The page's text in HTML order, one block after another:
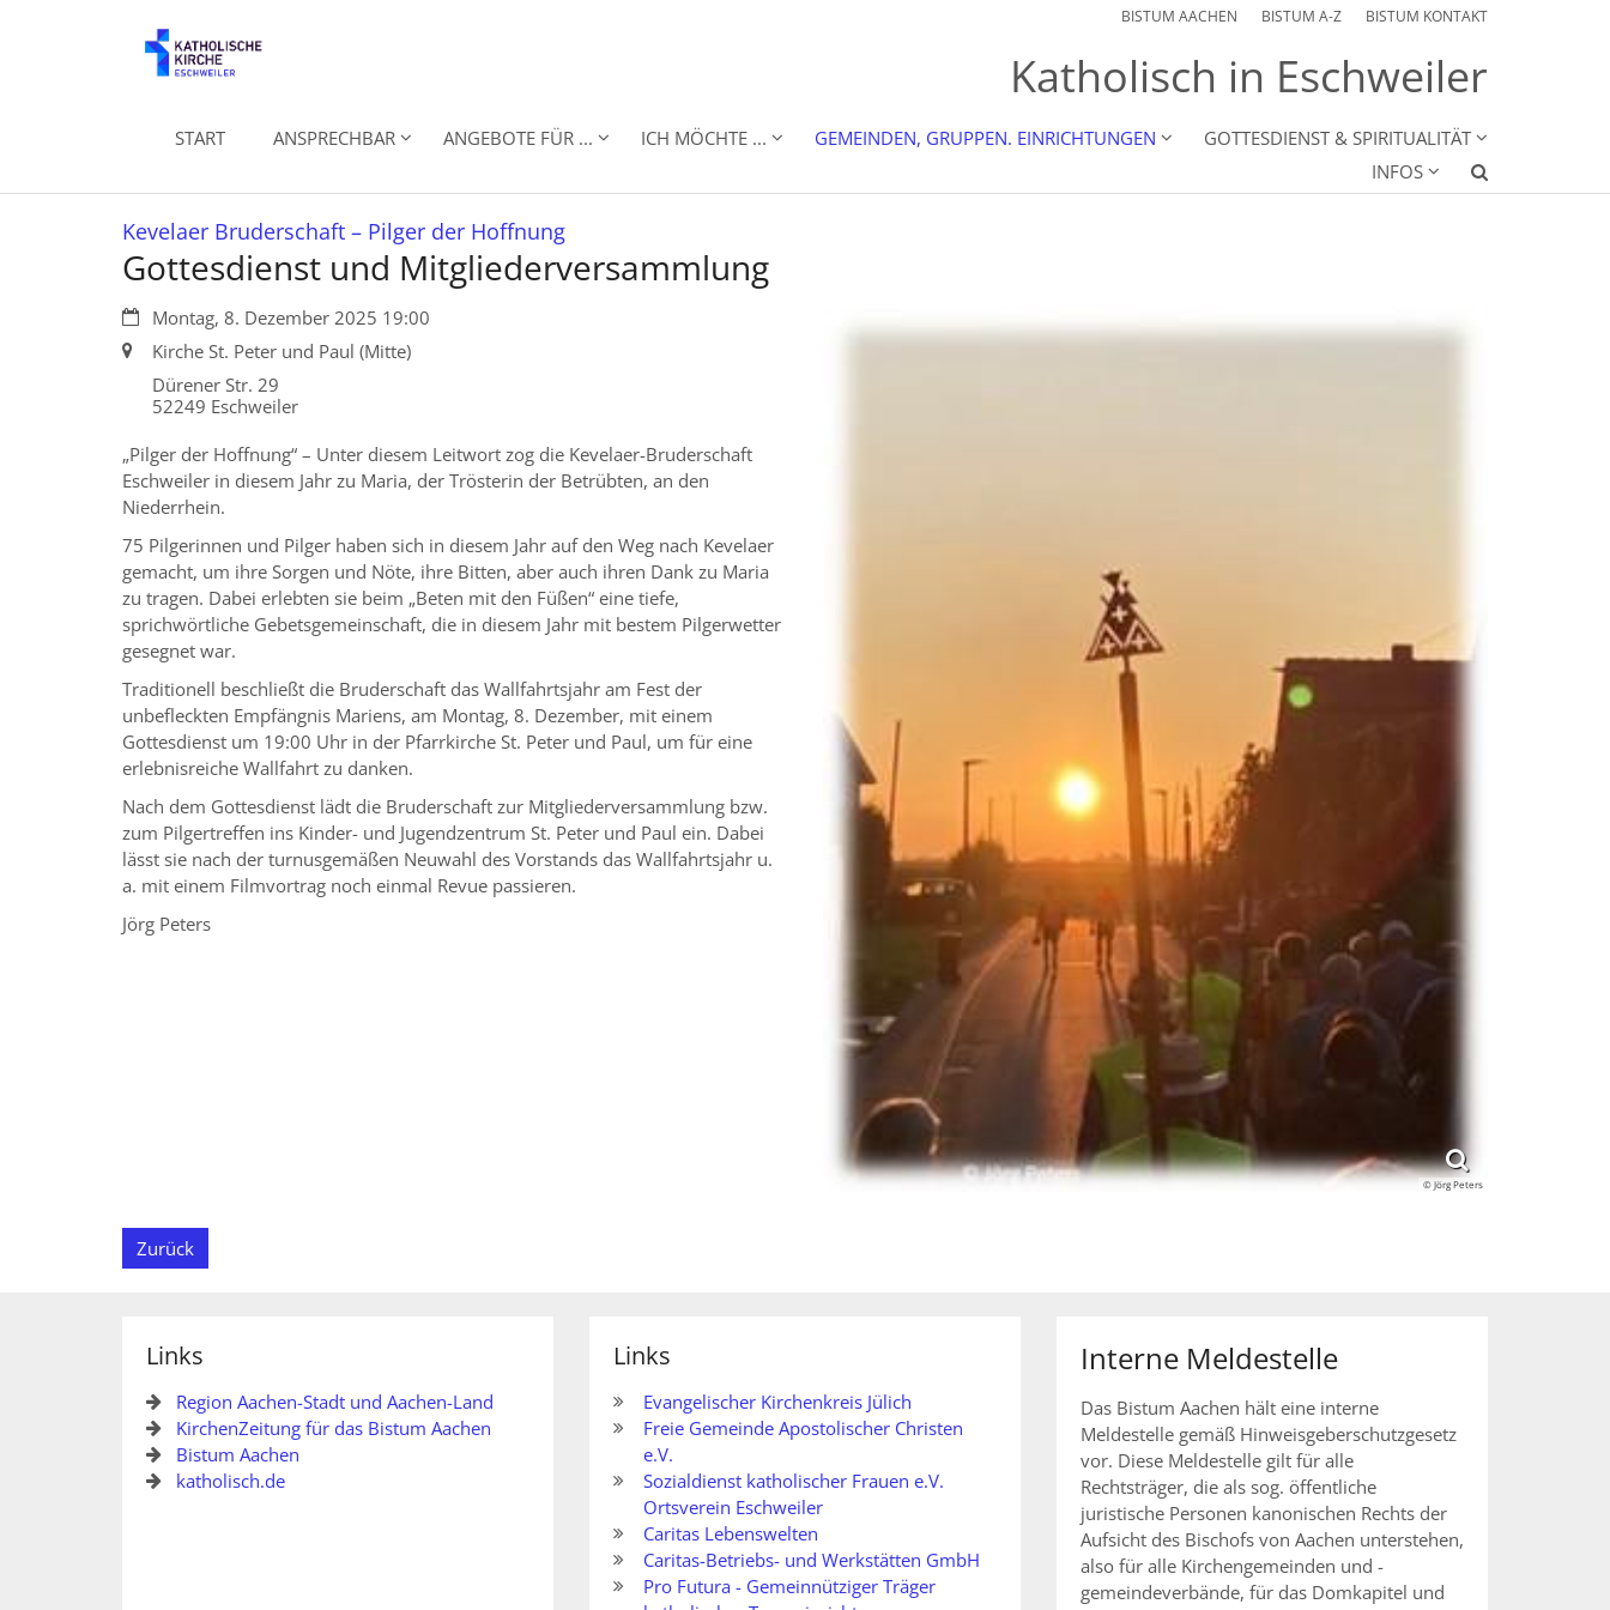
BISTUM AACHEN BISTUM A-Z BISTUM KONTAKT
Katholisch in Eschweiler
START ANSPRECHBAR ANGEBOTE FÜR ... ICH MÖCHTE ... GEMEINDEN, GRUPPEN. EINRICHTUNGEN
GOTTESDIENST & SPIRITUALITÄT
INFOS
Kevelaer Bruderschaft – Pilger der Hoffnung:
Gottesdienst und Mitgliederversammlung
© Jörg Peters
Datum:Montag, 8. Dezember 2025 19:00
Ort: Kirche St. Peter und Paul (Mitte)
Dürener Str. 29
52249 Eschweiler
„Pilger der Hoffnung“ – Unter diesem Leitwort zog die Kevelaer-Bruderschaft
Eschweiler in diesem Jahr zu Maria, der Trösterin der Betrübten, an den
Niederrhein.
75 Pilgerinnen und Pilger haben sich in diesem Jahr auf den Weg nach Kevelaer
gemacht, um ihre Sorgen und Nöte, ihre Bitten, aber auch ihren Dank zu Maria
zu tragen. Dabei erlebten sie beim „Beten mit den Füßen“ eine tiefe,
sprichwörtliche Gebetsgemeinschaft, die in diesem Jahr mit bestem Pilgerwetter
gesegnet war.
Traditionell beschließt die Bruderschaft das Wallfahrtsjahr am Fest der
unbefleckten Empfängnis Mariens, am Montag, 8. Dezember, mit einem
Gottesdienst um 19:00 Uhr in der Pfarrkirche St. Peter und Paul, um für eine
erlebnisreiche Wallfahrt zu danken.
Nach dem Gottesdienst lädt die Bruderschaft zur Mitgliederversammlung bzw.
zum Pilgertreffen ins Kinder- und Jugendzentrum St. Peter und Paul ein. Dabei
lässt sie nach der turnusgemäßen Neuwahl des Vorstands das Wallfahrtsjahr u.
a. mit einem Filmvortrag noch einmal Revue passieren.
Jörg Peters
Zurück
Links
Region Aachen-Stadt und Aachen-Land
KirchenZeitung für das Bistum Aachen
Bistum Aachen
katholisch.de
Links
Evangelischer Kirchenkreis Jülich
Freie Gemeinde Apostolischer Christen
e.V.
Sozialdienst katholischer Frauen e.V.
Ortsverein Eschweiler
Caritas Lebenswelten
Caritas-Betriebs- und Werkstätten GmbH
Pro Futura - Gemeinnütziger Träger
Interne Meldestelle
Das Bistum Aachen hält eine interne
Meldestelle gemäß Hinweisgeberschutzgesetz
vor. Diese Meldestelle gilt für alle
Rechtsträger, die als sog. öffentliche
juristische Personen kanonischen Rechts der
Aufsicht des Bischofs von Aachen unterstehen,
also für alle Kirchengemeinden und -
gemeindeverbände, für das Domkapitel und